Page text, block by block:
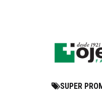
SUPER